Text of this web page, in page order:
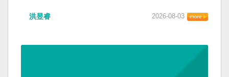
洪昱睿 2026-08-03